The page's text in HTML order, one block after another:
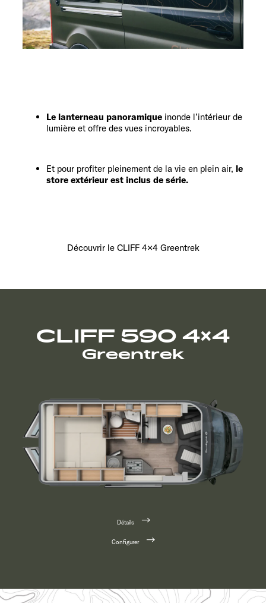
Le lanterneau panoramique inonde l’intérieur de
lumière et offre des vues incroyables.
Et pour profiter pleinement de la vie en plein air, le
store extérieur est inclus de série.
Découvrir le CLIFF 4×4 Greentrek
CLIFF 590 4×4
Greentrek
Détails
Configurer